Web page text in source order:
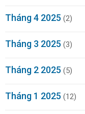
Tháng 4 2025 (2)
Tháng 3 2025 (3)
Tháng 2 2025 (5)
Tháng 1 2025 (12)